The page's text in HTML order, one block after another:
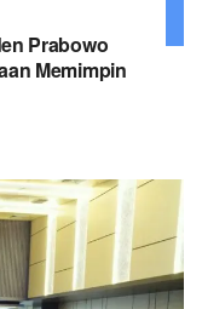
Prabowo
Memimpin